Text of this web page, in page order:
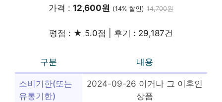
가격 : 12,600원 (14% 할인) 14,700원
평점 : ★ 5.0점 | 후기 : 29,187건
구분 내용
소비기한(또는
유통기한)
2024-09-26 이거나 그 이후인
상품